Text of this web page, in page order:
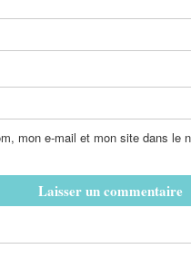
mon e-mail et mon site dans le